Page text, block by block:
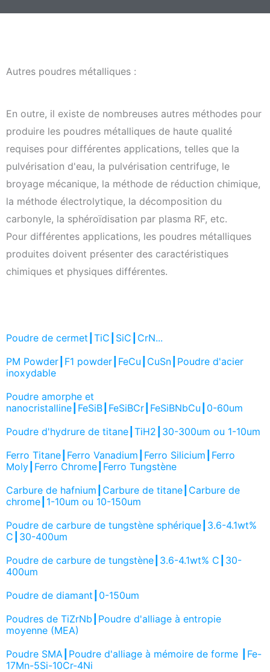
g
Autres poudres métalliques :
En outre, il existe de nombreuses autres méthodes pour
produire les poudres métalliques de haute qualité
requises pour différentes applications, telles que la
pulvérisation d'eau, la pulvérisation centrifuge, le
broyage mécanique, la méthode de réduction chimique,
la méthode électrolytique, la décomposition du
carbonyle, la sphéroïdisation par plasma RF, etc.
Pour différentes applications, les poudres métalliques
produites doivent présenter des caractéristiques
chimiques et physiques différentes.
Poudre de cermet┃TiC┃SiC┃CrN...
PM Powder┃F1 powder┃FeCu┃CuSn┃Poudre d'acier
inoxydable
Poudre amorphe et
nanocristalline┃FeSiB┃FeSiBCr┃FeSiBNbCu┃0-60um
Poudre d'hydrure de titane┃TiH2┃30-300um ou 1-10um
Ferro Titane┃Ferro Vanadium┃Ferro Silicium┃Ferro
Moly┃Ferro Chrome┃Ferro Tungstène
Carbure de hafnium┃Carbure de titane┃Carbure de
chrome┃1-10um ou 10-150um
Poudre de carbure de tungstène sphérique┃3.6-4.1wt%
C┃30-400um
Poudre de carbure de tungstène┃3.6-4.1wt% C┃30-
400um
Poudre de diamant┃0-150um
Poudres de TiZrNb┃Poudre d'alliage à entropie
moyenne (MEA)
Poudre SMA┃Poudre d'alliage à mémoire de forme ┃Fe-
17Mn-5Si-10Cr-4Ni